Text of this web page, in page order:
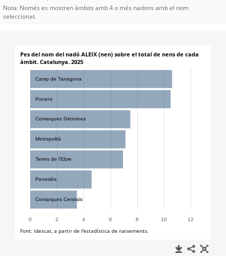
Nota: Només es mostren àmbits amb 4 o més nadons amb el nom
seleccionat.